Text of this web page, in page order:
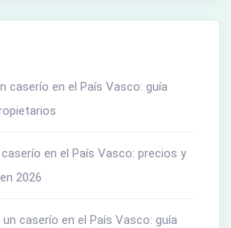
caserío en el País Vasco: guía
en el País Vasco: precios y
2026
caserío en el País Vasco: guía